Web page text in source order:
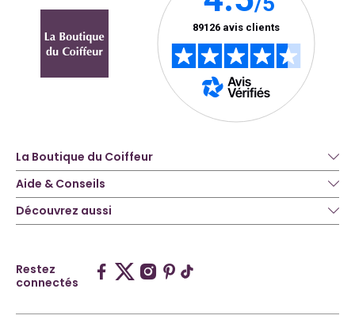
La Boutique du Coiffeur
Aide & Conseils
Découvrez aussi
Restez
connectés